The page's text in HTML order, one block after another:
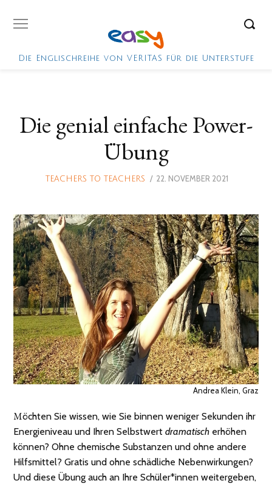
Die Englischreihe von VERITAS für die Unterstufe
Die genial einfache Power-
Übung
TEACHERS TO TEACHERS
POSTED
22. NOVEMBER 2021
Andrea Klein, Graz
Möchten Sie wissen, wie Sie binnen weniger Sekunden ihr
Energieniveau und Ihren Selbstwertdramatisch erhöhen
können? Ohne chemische Substanzen und ohne andere
Hilfsmittel? Gratis und ohne schädliche Nebenwirkungen?
Und diese Übung auch an Ihre Schüler*innen weitergeben,